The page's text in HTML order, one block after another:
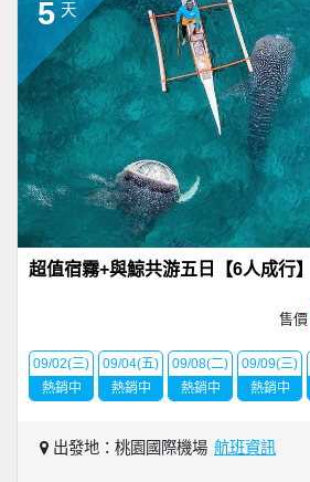
5 天
超值宿霧+與鯨共游五日【6人成行】
售價
09/02(三)
熱銷中
09/04(五)
熱銷中
09/08(二)
熱銷中
09/09(三)
熱銷中
出發地：桃園國際機場 航班資訊